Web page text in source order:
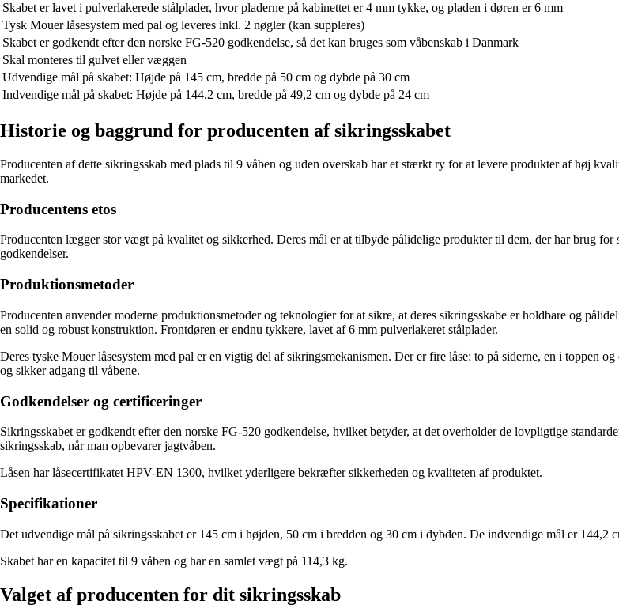
Skabet er lavet i pulverlakerede stålplader, hvor pladerne på kabinettet er 4 mm tykke, og pladen i døren er 6 mm
Tysk Mouer låsesystem med pal og leveres inkl. 2 nøgler (kan suppleres)
Skabet er godkendt efter den norske FG-520 godkendelse, så det kan bruges som våbenskab i Danmark
Skal monteres til gulvet eller væggen
Udvendige mål på skabet: Højde på 145 cm, bredde på 50 cm og dybde på 30 cm
Indvendige mål på skabet: Højde på 144,2 cm, bredde på 49,2 cm og dybde på 24 cm
Historie og baggrund for producenten af sikringsskabet
Producenten af dette sikringsskab med plads til 9 våben og uden overskab har et stærkt ry for at levere produkter af høj
markedet.
Producentens etos
Producenten lægger stor vægt på kvalitet og sikkerhed. Deres mål er at tilbyde pålidelige produkter til dem, der har brug
godkendelser.
Produktionsmetoder
Producenten anvender moderne produktionsmetoder og teknologier for at sikre, at deres sikringsskabe er holdbare og
en solid og robust konstruktion. Frontdøren er endnu tykkere, lavet af 6 mm pulverlakeret stålplader.
Deres tyske Mouer låsesystem med pal er en vigtig del af sikringsmekanismen. Der er fire låse: to på siderne, en i toppen
og sikker adgang til våbene.
Godkendelser og certificeringer
Sikringsskabet er godkendt efter den norske FG-520 godkendelse, hvilket betyder, at det overholder de lovpligtige
sikringsskab, når man opbevarer jagtvåben.
Låsen har låsecertifikatet HPV-EN 1300, hvilket yderligere bekræfter sikkerheden og kvaliteten af produktet.
Specifikationer
Det udvendige mål på sikringsskabet er 145 cm i højden, 50 cm i bredden og 30 cm i dybden. De indvendige mål er 144,2
Skabet har en kapacitet til 9 våben og har en samlet vægt på 114,3 kg.
Valget af producenten for dit sikringsskab